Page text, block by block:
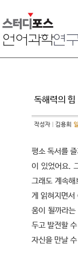
독해력의 힘
작성자 김용희
평소 독서를
이 있었어요.
그래도 계속
게 읽혀지면서
움이 될까라
두고 발전할
자신을 만날